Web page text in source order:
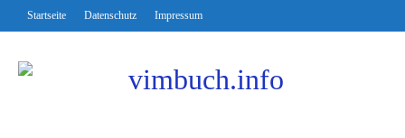
Startseite Datenschutz Impressum